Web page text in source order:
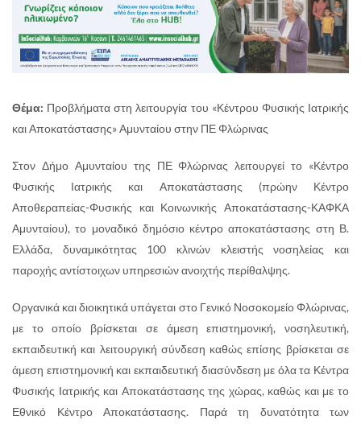
Θέμα: Προβλήματα στη λειτουργία του «Κέντρου Φυσικής Ιατρικής
και Αποκατάστασης» Αμυνταίου στην ΠΕ Φλώρινας
Στον Δήμο Αμυνταίου της ΠΕ Φλώρινας λειτουργεί το «Κέντρο
Φυσικής Ιατρικής και Αποκατάστασης (πρώην Κέντρο
Αποθεραπείας-Φυσικής και Κοινωνικής Αποκατάστασης-ΚΑΦΚΑ
Αμυνταίου), το μοναδικό δημόσιο κέντρο αποκατάστασης στη Β.
Ελλάδα, δυναμικότητας 100 κλινών κλειστής νοσηλείας και
παροχής αντίστοιχων υπηρεσιών ανοιχτής περίθαλψης.
Οργανικά και διοικητικά υπάγεται στο Γενικό Νοσοκομείο Φλώρινας,
με το οποίο βρίσκεται σε άμεση επιστημονική, νοσηλευτική,
εκπαιδευτική και λειτουργική σύνδεση καθώς επίσης βρίσκεται σε
άμεση επιστημονική και εκπαιδευτική διασύνδεση με όλα τα Κέντρα
Φυσικής Ιατρικής και Αποκατάστασης της χώρας, καθώς και με το
Εθνικό Κέντρο Αποκατάστασης. Παρά τη δυνατότητα των